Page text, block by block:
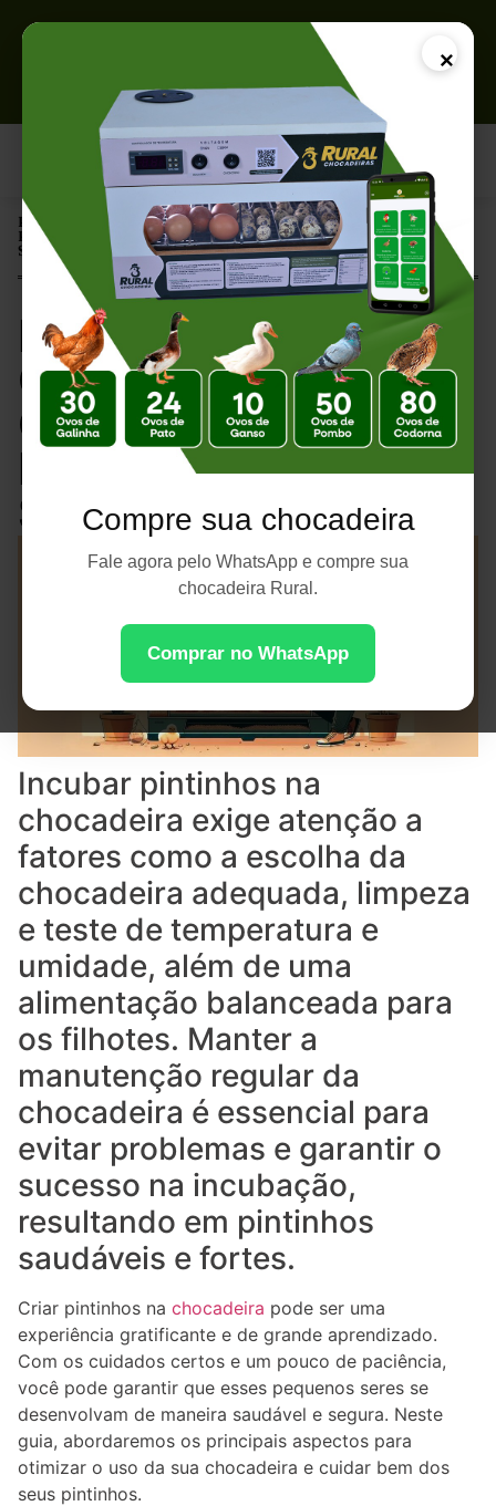
×
Compre sua chocadeira
Fale agora pelo WhatsApp e compre sua
chocadeira Rural.
Comprar no WhatsApp
Página Inicial |
Pintinhos na Chocadeira: Como Garantir um Desenvolvimento
Saudável
Pintinhos na
Chocadeira: Como
Garantir um
Desenvolvimento
Saudável
Incubar pintinhos na
chocadeira exige atenção a
fatores como a escolha da
chocadeira adequada, limpeza
e teste de temperatura e
umidade, além de uma
alimentação balanceada para
os filhotes. Manter a
manutenção regular da
chocadeira é essencial para
evitar problemas e garantir o
sucesso na incubação,
resultando em pintinhos
saudáveis e fortes.
Criar pintinhos na chocadeira pode ser uma
experiência gratificante e de grande aprendizado.
Com os cuidados certos e um pouco de paciência,
você pode garantir que esses pequenos seres se
desenvolvam de maneira saudável e segura. Neste
guia, abordaremos os principais aspectos para
otimizar o uso da sua chocadeira e cuidar bem dos
seus pintinhos.